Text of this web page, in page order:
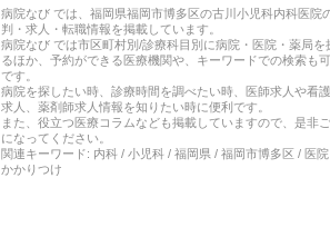
病院なび では、 福岡県福岡市博多区の古川小児科内科医院
判・求人・転職情報を掲載しています。
病院なび では市区町村別/診療科目別に病院・医院・薬局を
るほか、予約ができる医療機関や、キーワードでの検索も
です。
病院を探したい時、診療時間を調べたい時、医師求人や看
求人、薬剤師求人情報を知りたい時に便利です。
また、役立つ医療コラムなども掲載していますので、是非
になってください。
関連キーワード: 内科 / 小児科 / 福岡県 / 福岡市博多区 / 医
かかりつけ